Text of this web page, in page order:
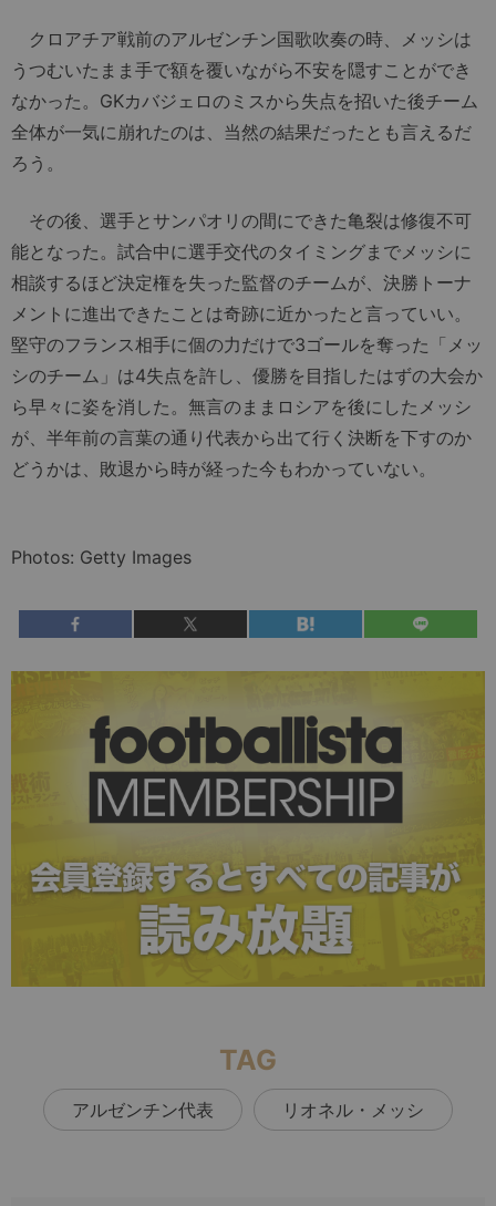
クロアチア戦前のアルゼンチン国歌吹奏の時、メッシは
うつむいたまま手で額を覆いながら不安を隠すことができ
なかった。GKカバジェロのミスから失点を招いた後チーム
全体が一気に崩れたのは、当然の結果だったとも言えるだ
ろう。
その後、選手とサンパオリの間にできた亀裂は修復不可
能となった。試合中に選手交代のタイミングまでメッシに
相談するほど決定権を失った監督のチームが、決勝トーナ
メントに進出できたことは奇跡に近かったと言っていい。
堅守のフランス相手に個の力だけで3ゴールを奪った「メッ
シのチーム」は4失点を許し、優勝を目指したはずの大会か
ら早々に姿を消した。無言のままロシアを後にしたメッシ
が、半年前の言葉の通り代表から出て行く決断を下すのか
どうかは、敗退から時が経った今もわかっていない。
Photos: Getty Images
TAG
アルゼンチン代表 リオネル・メッシ